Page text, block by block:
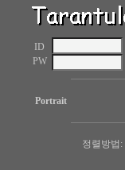
ID
PW
Portrait
정렬방법: